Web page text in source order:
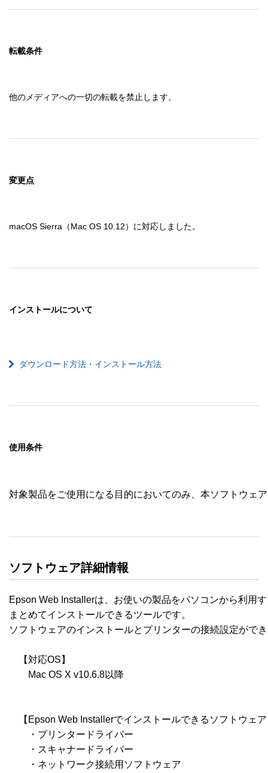
転載条件
他のメディアへの一切の転載を禁止します。
変更点
macOS Sierra（Mac OS 10.12）に対応しました。
インストールについて
ダウンロード方法・インストール方法
使用条件
対象製品をご使用になる目的においてのみ、本ソフトウェ
ソフトウェア詳細情報
Epson Web Installerは、お使いの製品をパソコンから利用
まとめてインストールできるツールです。
ソフトウェアのインストールとプリンターの接続設定がで
【対応OS】
Mac OS X v10.6.8以降
【Epson Web Installerでインストールできるソフトウェ
・プリンタードライバー
・スキャナードライバー
・ネットワーク接続用ソフトウェア